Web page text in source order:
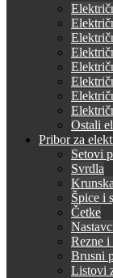
Ostali
Pribor za
Setovi
Svrdla
Špice i
Četke
Rezne i
Brusni
Listovi